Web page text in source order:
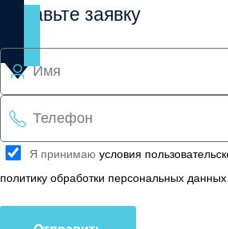
Оставьте заявку
Я принимаю условия
политику обработки персональных данных